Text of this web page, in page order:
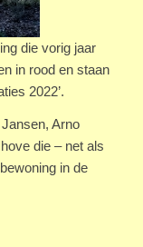
die vorig jaar
in rood en staan
2022’.
Arno
die – net als
in de